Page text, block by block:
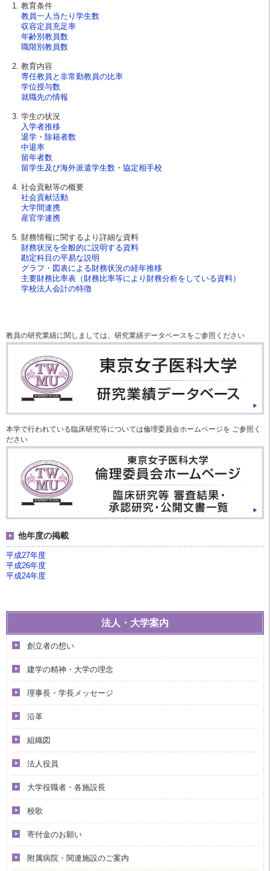
教育条件
教員一人当たり学生数
収容定員充足率
年齢別教員数
職階別教員数
教育内容
専任教員と非常勤教員の比率
学位授与数
就職先の情報
学生の状況
入学者推移
退学・除籍者数
中退率
留年者数
留学生及び海外派遣学生数・協定相手校
社会貢献等の概要
社会貢献活動
大学間連携
産官学連携
財務情報に関するより詳細な資料
財務状況を全般的に説明する資料
勘定科目の平易な説明
グラフ・図表による財務状況の経年推移
主要財務比率表（財務比率等により財務分析をしている資料）
学校法人会計の特徴
教員の研究業績に関しましては、研究業績データベースをご参照ください
本学で行われている臨床研究等については倫理委員会ホームページを ご参照く
ださい
他年度の掲載
平成27年度
平成26年度
平成24年度
法人・大学案内
創立者の想い
建学の精神・大学の理念
理事長・学長メッセージ
沿革
組織図
法人役員
大学役職者・各施設長
校歌
寄付金のお願い
附属病院・関連施設のご案内